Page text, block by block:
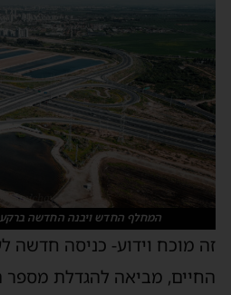
המחלף החדש ויבנה החדשה ברקע.
מוכח וידוע- כניסה חדשה
מביאה להגדלת מספר